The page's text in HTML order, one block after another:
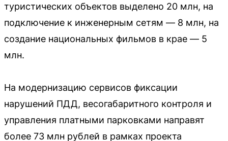
туристических объектов выделено 20 млн, на
подключение к инженерным сетям — 8 млн, на
создание национальных фильмов в крае — 5
млн.
На модернизацию сервисов фиксации
нарушений ПДД, весогабаритного контроля и
управления платными парковками направят
более 73 млн рублей в рамках проекта